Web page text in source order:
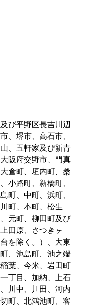
び平野区長吉川辺
、堺市、高石市、
、五軒家及び新青
阪府交野市、門真
倉町、垣内町、桑
小路町、新橋町、
町、中町、浜町、
町、本町、松生
元町、柳田町及び
田原、さつきヶ
を除く。）、大東
、池島町、池之端
葉、今米、岩田町
丁目、加納、上石
川中、川田、河内
町、北鴻池町、客